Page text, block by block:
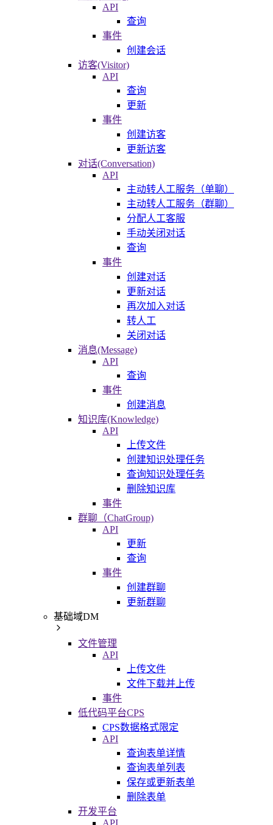
API
查询
事件
创建会话
访客(Visitor)
API
查询
更新
事件
创建访客
更新访客
对话(Conversation)
API
主动转人工服务（单聊）
主动转人工服务（群聊）
分配人工客服
手动关闭对话
查询
事件
创建对话
更新对话
再次加入对话
转人工
关闭对话
消息(Message)
API
查询
事件
创建消息
知识库(Knowledge)
API
上传文件
创建知识处理任务
查询知识处理任务
删除知识库
事件
群聊（ChatGroup)
API
更新
查询
事件
创建群聊
更新群聊
基础域DM
文件管理
API
上传文件
文件下载并上传
事件
低代码平台CPS
CPS数据格式限定
API
查询表单详情
查询表单列表
保存或更新表单
删除表单
开发平台
API